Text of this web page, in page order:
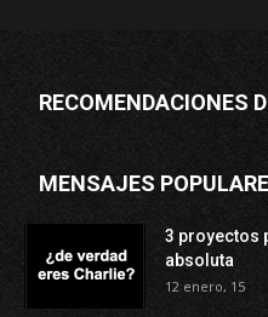
RECOMENDACIONES
MENSAJES
3 proyectos
absoluta
12 enero, 15